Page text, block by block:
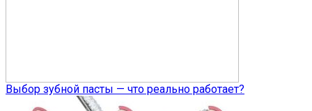
Выбор зубной пасты — что реально работает?